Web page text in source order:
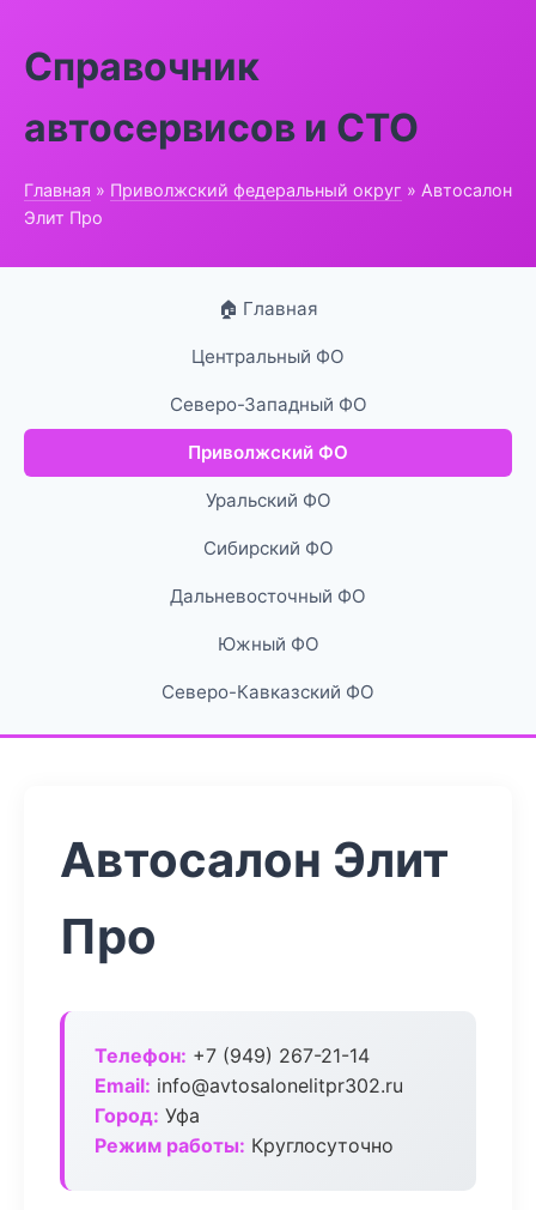
Справочник
автосервисов и СТО
Главная » Приволжский федеральный округ » Автосалон
Элит Про
🏠 Главная
Центральный ФО
Северо-Западный ФО
Приволжский ФО
Уральский ФО
Сибирский ФО
Дальневосточный ФО
Южный ФО
Северо-Кавказский ФО
Автосалон Элит
Про
Телефон: +7 (949) 267-21-14
Email: info@avtosalonelitpr302.ru
Город: Уфа
Режим работы: Круглосуточно